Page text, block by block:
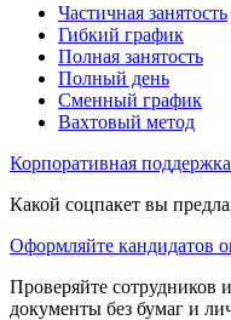
Частичная занятость
Гибкий график
Полная занятость
Полный день
Сменный график
Вахтовый метод
Корпоративная
Какой соцпакет вы
Оформляйте кандидатов
Проверяйте сотрудников
документы без бумаг и